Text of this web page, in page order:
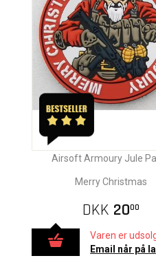
Airsoft Armoury Jule
Merry Christmas
DKK 2000
Varen er
Email når på